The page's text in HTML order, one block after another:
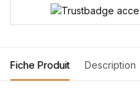
Fiche Produit Description